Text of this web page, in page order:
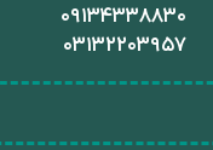
​۰۹۱۳۴۳۳۸۸۳۰
۰۳۱۳۲۲۰۳۹۵۷